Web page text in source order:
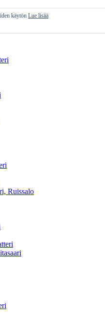
Ruissalo
käytön Lue lisää